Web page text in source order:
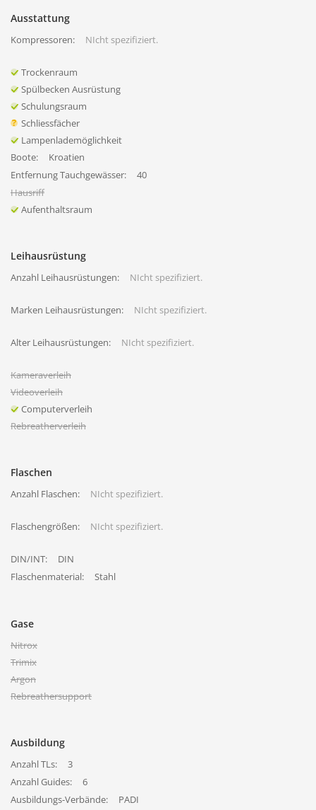
Ausstattung
Kompressoren: NIcht spezifiziert.
Trockenraum
Spülbecken Ausrüstung
Schulungsraum
Schliessfächer
Lampenlademöglichkeit
Boote:
Kroatien
Entfernung Tauchgewässer:
40
Hausriff
Aufenthaltsraum
Leihausrüstung
Anzahl Leihausrüstungen: NIcht spezifiziert.
Marken Leihausrüstungen: NIcht spezifiziert.
Alter Leihausrüstungen: NIcht spezifiziert.
Kameraverleih
Videoverleih
Computerverleih
Rebreatherverleih
Flaschen
Anzahl Flaschen: NIcht spezifiziert.
Flaschengrößen: NIcht spezifiziert.
DIN/INT:
DIN
Flaschenmaterial:
Stahl
Gase
Nitrox
Trimix
Argon
Rebreathersupport
Ausbildung
Anzahl TLs:
3
Anzahl Guides:
6
Ausbildungs-Verbände:
PADI